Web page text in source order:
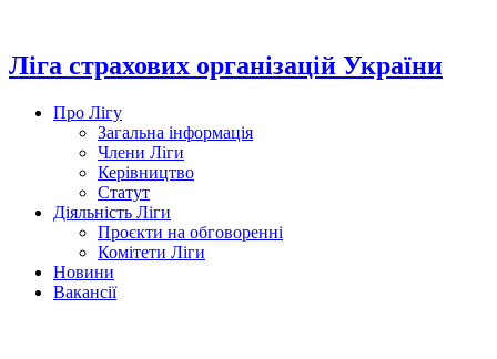
вмісту
Ліга страхових організацій України
Про Лігу
Загальна інформація
Члени Ліги
Керівництво
Статут
Діяльність Ліги
Проєкти на обговоренні
Комітети Ліги
Новини
Вакансії